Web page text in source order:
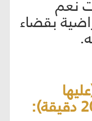
نعم
بقضاء